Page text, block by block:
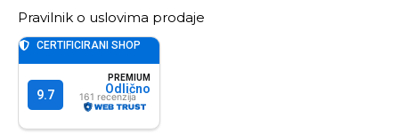
Pravilnik o uslovima prodaje